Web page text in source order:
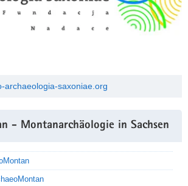
archaeologia-saxoniae.org
- Montanarchäologie in Sachsen